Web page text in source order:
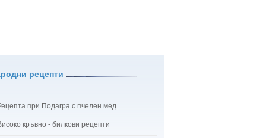
рецепти
при Подагра с пчелен мед
кръвно - билкови рецепти